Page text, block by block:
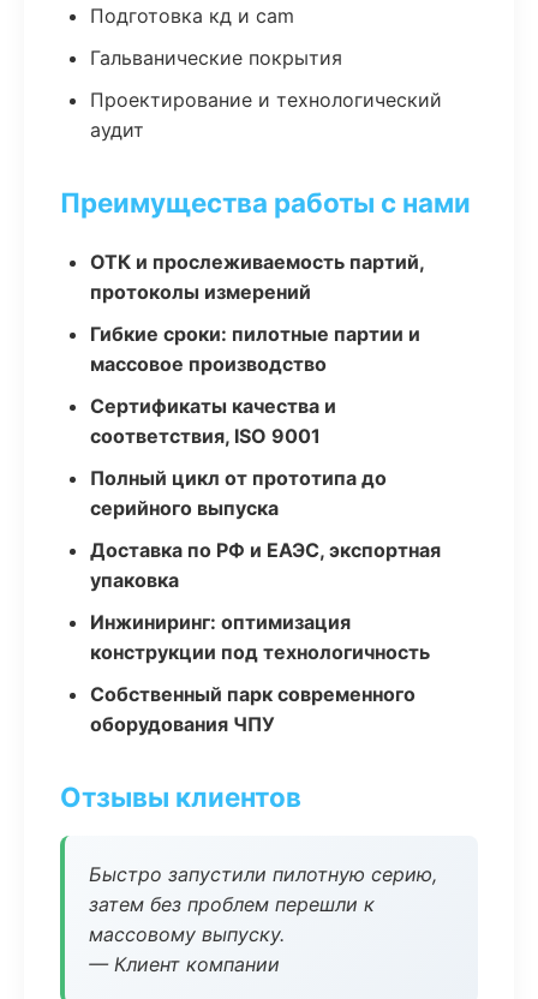
Подготовка кд и cam
Гальванические покрытия
Проектирование и технологический
аудит
Преимущества работы с нами
ОТК и прослеживаемость партий,
протоколы измерений
Гибкие сроки: пилотные партии и
массовое производство
Сертификаты качества и
соответствия, ISO 9001
Полный цикл от прототипа до
серийного выпуска
Доставка по РФ и ЕАЭС, экспортная
упаковка
Инжиниринг: оптимизация
конструкции под технологичность
Собственный парк современного
оборудования ЧПУ
Отзывы клиентов
Быстро запустили пилотную серию,
затем без проблем перешли к
массовому выпуску.
— Клиент компании